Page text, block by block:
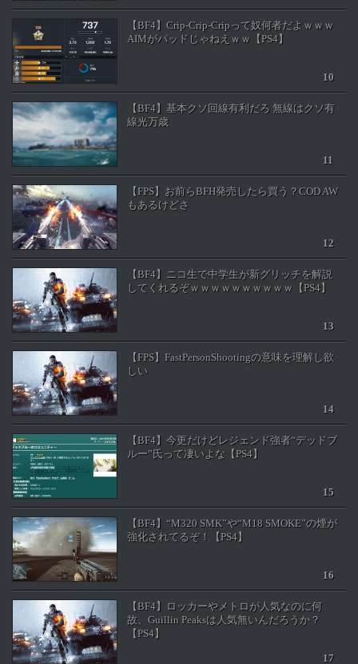
【BF4】Crip-Crip-Cripって奴何者だよｗｗｗ
AIMがパッドじゃねえｗｗ【PS4】
【BF4】基本クソ回線有利だろ 無線はクソ有
線光万歳
【FPS】お前らBFH発売したら買う？COD AW
もあるけどさ
【BF4】ニコ生で中学生が新グリッチを解説
してくれるぞｗｗｗｗｗｗｗｗｗｗ【PS4】
【FPS】FastPersonShootingの意味を理解し欲
しい
【BF4】今更だけどレジェンド強者“デッドブ
ルー”氏って凄いよな【PS4】
【BF4】“M320 SMK”や“M18 SMOKE”の煙が
強化されてるぞ！【PS4】
【BF4】ロッカーやメトロが人気なのに何
故、Guillin Peaksは人気無いんだろうか？
【PS4】